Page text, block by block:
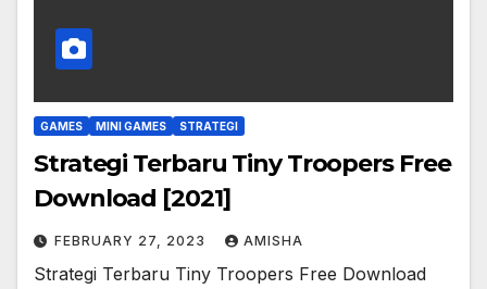
GAMES MINI GAMES STRATEGI
Strategi Terbaru Tiny Troopers Free
Download [2021]
FEBRUARY 27, 2023 AMISHA
Strategi Terbaru Tiny Troopers Free Download